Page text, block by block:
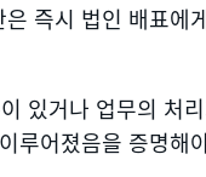
즉시 법인 배표에
있거나 업무의 처
루어졌음을 증명해